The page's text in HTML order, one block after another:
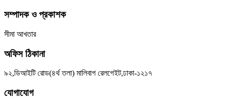
সম্পাদক ও প্রকাশক
সীমা আখতার
অফিস ঠিকানা
৯২,ডিআইটি রোড(৪র্থ তলা) মালিবাগ রেলগেইট,ঢাকা-১২১৭
যোগাযোগ